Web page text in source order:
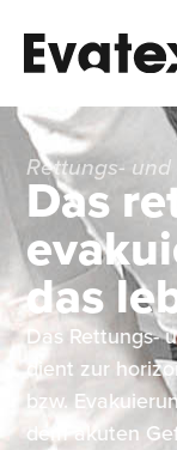
Rettungs-
Das
das
Das Rettungs-
dient zur
bzw.
dem akuten